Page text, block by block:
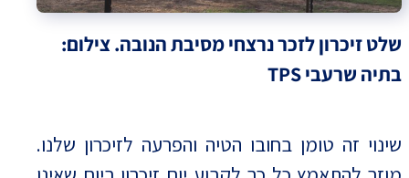
שלט זיכרון לזכר נרצחי מסיבת הנובה. צילום:
בתיה שרעבי TPS
שינוי זה טומן בחובו הטיה והפרעה לזיכרון שלנו.